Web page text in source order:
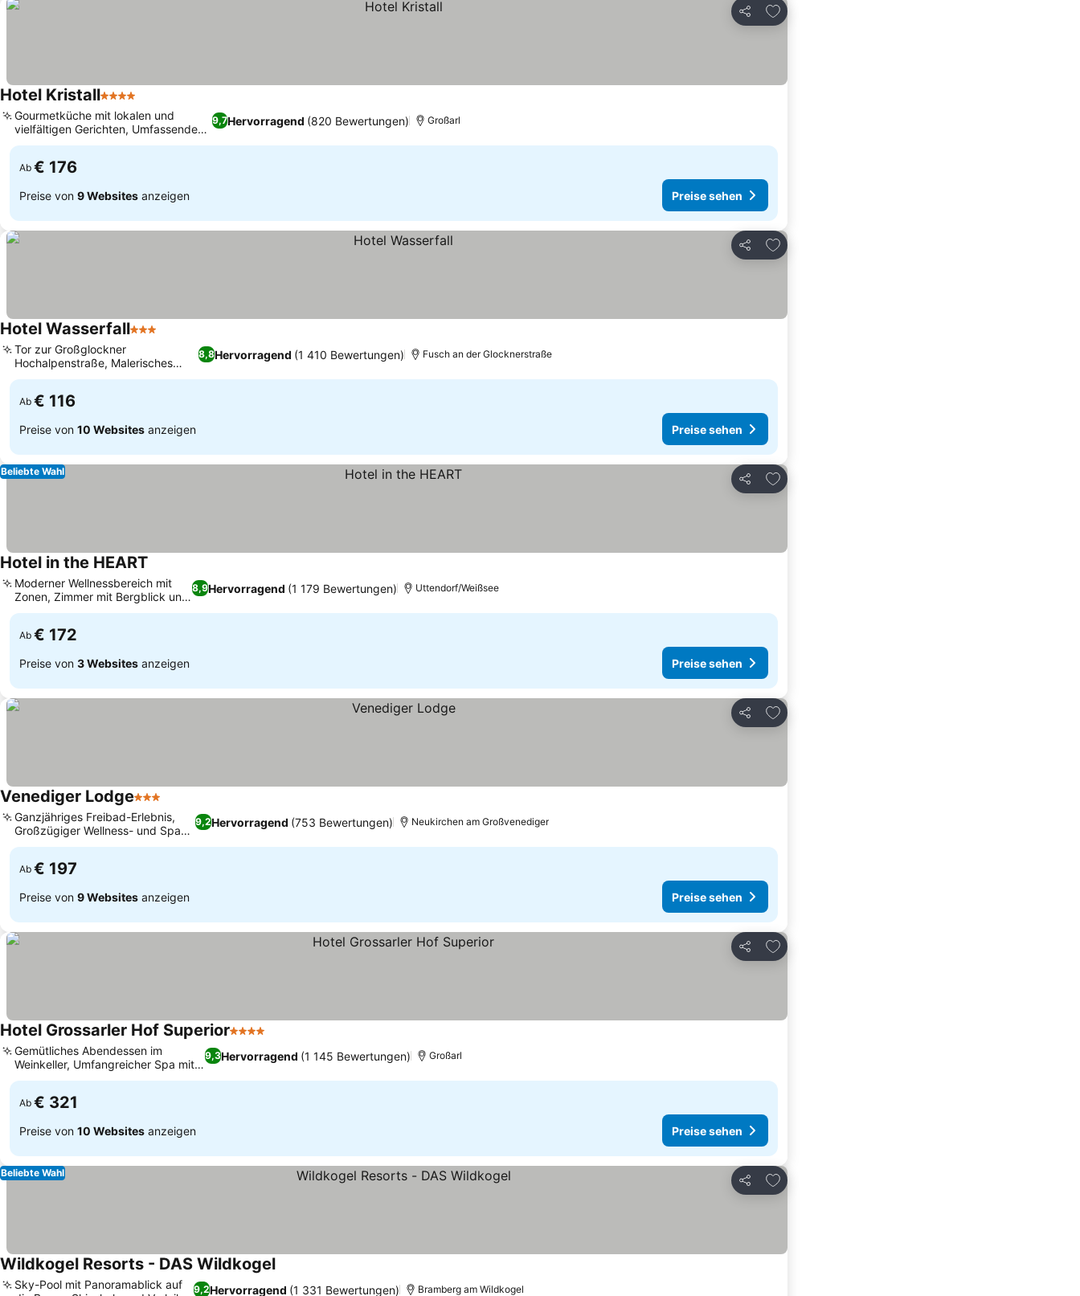
Teilen
Zu Favoriten hinzufügen
Hotel Kristall4 Sterne
9,7Hervorragend (820 Bewertungen)
Gourmetküche mit lokalen und
vielfältigen Gerichten, Umfassende
Wellness-Oase
Großarl
Ab € 176
Preise von 9 Websites anzeigen Preise sehen
Teilen
Zu Favoriten hinzufügen
Hotel Wasserfall3 Sterne
8,8Hervorragend (1 410 Bewertungen)
Tor zur Großglockner
Hochalpenstraße, Malerisches
Alpenchalet-Ambiente
Fusch an der Glocknerstraße
Ab € 116
Preise von 10 Websites anzeigen Preise sehen
Teilen
Zu Favoriten hinzufügen
Beliebte Wahl
Hotel in the HEART
8,9Hervorragend (1 179 Bewertungen)
Moderner Wellnessbereich mit
Zonen, Zimmer mit Bergblick und
Balkon
Uttendorf/Weißsee
Ab € 172
Preise von 3 Websites anzeigen Preise sehen
Teilen
Zu Favoriten hinzufügen
Venediger Lodge3 Sterne
9,2Hervorragend (753 Bewertungen)
Ganzjähriges Freibad-Erlebnis,
Großzügiger Wellness- und Spa-
Bereich
Neukirchen am Großvenediger
Ab € 197
Preise von 9 Websites anzeigen Preise sehen
Teilen
Zu Favoriten hinzufügen
Hotel Grossarler Hof Superior4 Sterne
9,3Hervorragend (1 145 Bewertungen)
Gemütliches Abendessen im
Weinkeller, Umfangreicher Spa mit
Außenwhirlpool
Großarl
Ab € 321
Preise von 10 Websites anzeigen Preise sehen
Teilen
Zu Favoriten hinzufügen
Beliebte Wahl
Wildkogel Resorts - DAS Wildkogel
9,2Hervorragend (1 331 Bewertungen)
Sky-Pool mit Panoramablick auf
Bramberg am Wildkogel